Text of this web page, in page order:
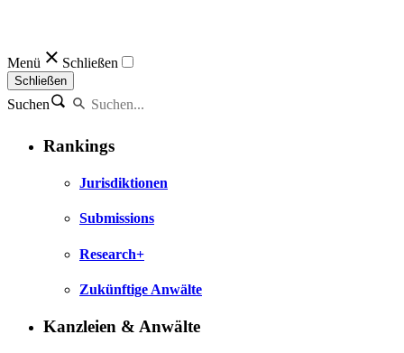
Menü Schließen
Schließen
Suchen
Rankings
Jurisdiktionen
Submissions
Research+
Zukünftige Anwälte
Kanzleien & Anwälte